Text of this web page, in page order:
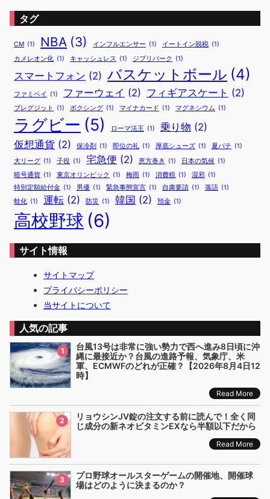
タグ
CM (1) NBA (3) インフルエンサー (1) イートイン脱税 (1)
カメレオン化 (1) キャッシュレス (1) ジブリパーク (1)
スマートフォン (2) バスケットボール (4)
ファミペイ (1) ファーウェイ (2) フィギアスケート (2)
ブレグジット (1) ボクシング (1) マイナカード (1) マグネシウム (1)
ラグビー (5) ローマ法王 (1) 乗り物 (2)
仮想通貨 (2) 保冷剤 (1) 即位の礼 (1) 厚底シューズ (1) 夏バテ (1)
大リーグ (1) 子役 (1) 宅急便 (2) 恵方巻き (1) 日本の気候 (1)
暗号通貨 (1) 東京オリンピック (1) 梅雨 (1) 消費税 (1) 湿邪 (1)
特別定額給付金 (1) 男優 (1) 緊急事態宣言 (1) 自粛要請 (1) 落語 (1)
蛙化 (1) 運転 (2) 防災 (1) 韓国 (2) 預金 (1)
高校野球 (6)
サイト情報
サイトマップ
プライバシーポリシー
当サイトについて
人気の記事
1
台風13号は非常に強い勢力で西へ進み8日頃に沖
縄に最接近か？台風の進路予報、気象庁、米
軍、ECMWFのどれが正確？【2026年8月4日12
時】
Read More
2
リョウシンJV錠の注文する前に読んで！全く同
じ成分の新ネオビタミンEXなら半額以下だから
Read More
3
プロ野球オールスターゲームの開催地、開催球
場はどのように決まるのか？